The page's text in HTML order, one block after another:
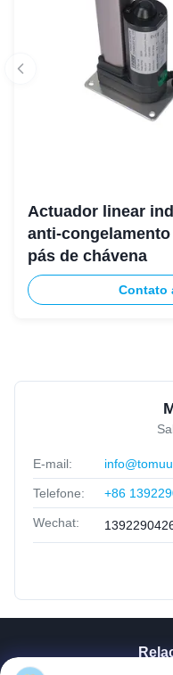
Actuador linear
anti-
pás de chávena
Contato
E-mail:
Telefone: +86
Wechat: